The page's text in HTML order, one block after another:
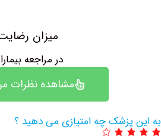
میزان رضایت
در مراجعه بیماران
مشاهده نظرات مراجعین
چه امتیازی می دهید ؟